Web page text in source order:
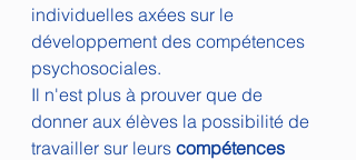
individuelles axées sur le
développement des compétences
psychosociales.
Il n'est plus à prouver que de
donner aux élèves la possibilité de
travailler sur leurs compétences